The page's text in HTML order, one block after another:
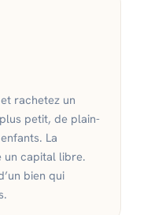
rachetez un
petit, de plain-
La
un capital libre.
bien qui